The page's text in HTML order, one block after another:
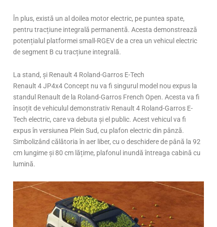
În plus, există un al doilea motor electric, pe puntea spate,
pentru tracțiune integrală permanentă. Acesta demonstrează
potențialul platformei small-RGEV de a crea un vehicul electric
de segment B cu tracțiune integrală.
La stand, și Renault 4 Roland-Garros E-Tech
Renault 4 JP4x4 Concept nu va fi singurul model nou expus la
standul Renault de la Roland-Garros French Open. Acesta va fi
însoțit de vehiculul demonstrativ Renault 4 Roland-Garros E-
Tech electric, care va debuta și el public. Acest vehicul va fi
expus în versiunea Plein Sud, cu plafon electric din pânză.
Simbolizând călătoria în aer liber, cu o deschidere de până la 92
cm lungime și 80 cm lățime, plafonul inundă întreaga cabină cu
lumină.